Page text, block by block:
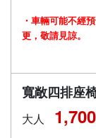
・車輛可能不經
更，敬請見諒。
寬敞四排座
大人